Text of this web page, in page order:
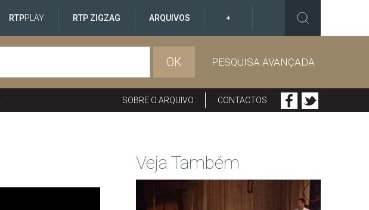
RTPPLAY RTP ZIGZAG ARQUIVOS +
OK PESQUISA AVANÇADA
SOBRE O ARQUIVO CONTACTOS
Veja Também